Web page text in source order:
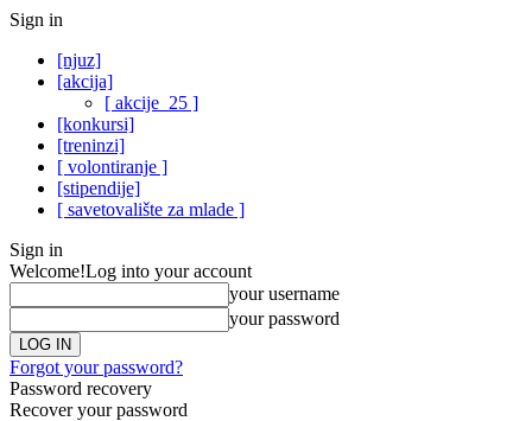
Sign in
[njuz]
[akcija]
[ akcije_25 ]
[konkursi]
[treninzi]
[ volontiranje ]
[stipendije]
[ savetovalište za mlade ]
Sign in
Welcome!Log into your account
your username
your password
Forgot your password?
Password recovery
Recover your password